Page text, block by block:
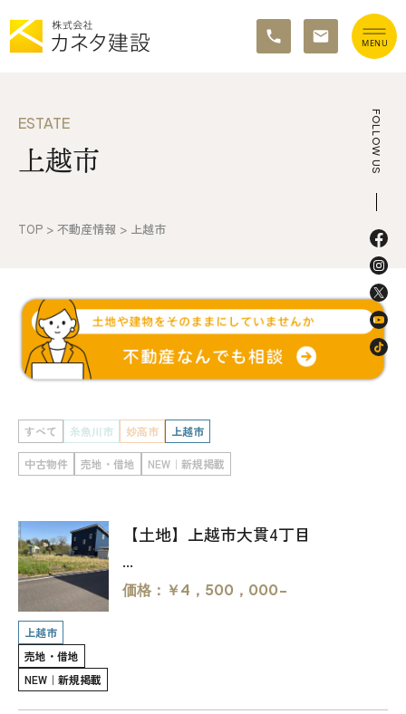
イベント情報
リノベーション・リフォーム
施工事例&お客様の声
WoodStrucX™（ウッドストラクス™）
ISSH糸魚川住宅認定基準
会社案内
モデルハウス
上越スタジオ
FOLLOW US
ESTATE
上越市
TOP > 不動産情報 > 上越市
すべて 糸魚川市 妙高市 上越市
中古物件 売地・借地 NEW｜新規掲載
上越市
売地・借地
NEW｜新規掲載
【土地】上越市大貫4丁目
...
価格：￥4，500，000-